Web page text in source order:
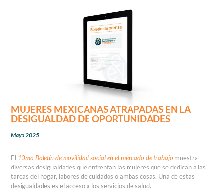
MUJERES MEXICANAS ATRAPADAS EN LA
DESIGUALDAD DE OPORTUNIDADES
Mayo 2025
El 10mo Boletín de movilidad social en el mercado de trabajo muestra
diversas desigualdades que enfrentan las mujeres que se dedican a las
tareas del hogar, labores de cuidados o ambas cosas. Una de estas
desigualdades es el acceso a los servicios de salud.